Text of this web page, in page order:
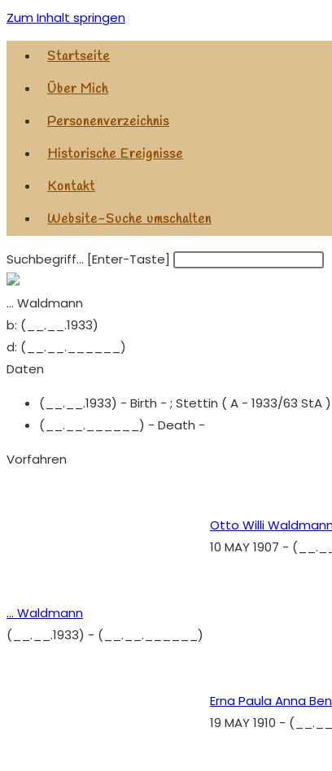
Zum Inhalt springen
Startseite
Über Mich
Personenverzeichnis
Historische Ereignisse
Kontakt
Website-Suche umschalten
Suchbegriff... [Enter-Taste]
... Waldmann
b: (__.__.1933)
d: (__.__.______)
Daten
(__.__.1933) - Birth - ; Stettin ( A - 1933/63 StA
(__.__.______) - Death -
Vorfahren
Otto Willi
10 MAY 1907 -
... Waldmann
(__.__.1933) - (__.__.______)
Erna Paula Anna
19 MAY 1910 -